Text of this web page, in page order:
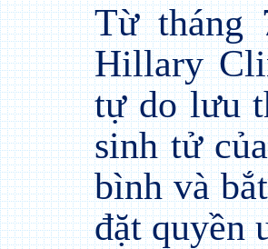
Từ tháng
Hillary
tự do lưu
sinh tử
bình và
đặt quyền